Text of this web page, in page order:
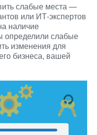
слабые места —
или ИТ-экспертов
наличие
определили слабые
изменения для
бизнеса, вашей